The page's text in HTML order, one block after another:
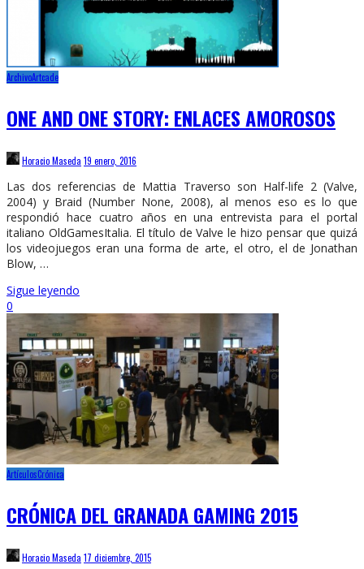
ArchivoArtcade
ONE AND ONE STORY: ENLACES AMOROSOS
Horacio Maseda 19 enero, 2016
Las dos referencias de Mattia Traverso son Half-life 2 (Valve,
2004) y Braid (Number None, 2008), al menos eso es lo que
respondió hace cuatro años en una entrevista para el portal
italiano OldGamesItalia. El título de Valve le hizo pensar que quizá
los videojuegos eran una forma de arte, el otro, el de Jonathan
Blow, …
Sigue leyendo
0
ArtículosCrónica
CRÓNICA DEL GRANADA GAMING 2015
Horacio Maseda 17 diciembre, 2015